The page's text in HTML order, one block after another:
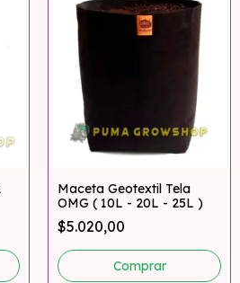
Maceta Geotextil Tela
OMG ( 10L - 20L - 25L )
$5.020,00
Comprar